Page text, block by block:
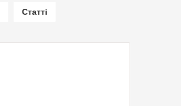
Статті